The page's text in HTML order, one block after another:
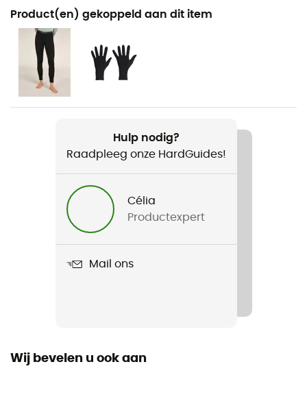
Aanbevolen voor
Wandelen / Alpine Skiën / Tourskiën / Trekking /
Dagelijks Leven / Skiën / Snowboard / Freeride Skiën
Dames
260 Tech LS Crewe
Product(en) gekoppeld aan dit item
Hulp nodig?
Raadpleeg onze HardGuides!
Célia
Productexpert
Mail ons
Wij bevelen u ook aan